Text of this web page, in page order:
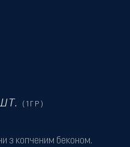
з копченим беконом.
(1ГР)